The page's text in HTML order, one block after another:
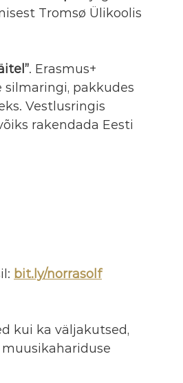
Tromsø Ülikoolis
. Erasmus+
pakkudes
Vestlusringis
rakendada Eesti
bit.ly/norrasolf
kui ka väljakutsed,